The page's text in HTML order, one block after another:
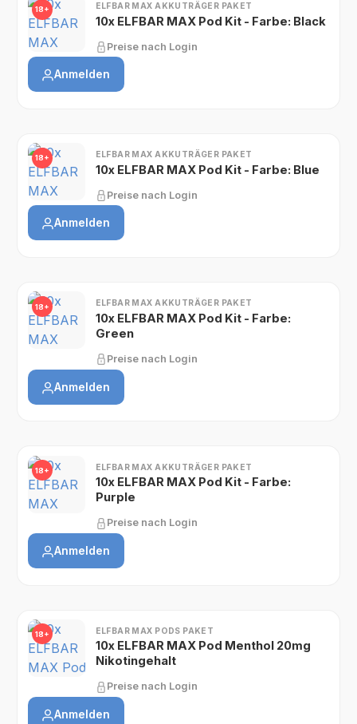
18+ ELFBAR MAX AKKUTRÄGER PAKET
10x ELFBAR MAX Pod Kit - Farbe: Black
Preise nach Login
Anmelden
18+ ELFBAR MAX AKKUTRÄGER PAKET
10x ELFBAR MAX Pod Kit - Farbe: Blue
Preise nach Login
Anmelden
18+ ELFBAR MAX AKKUTRÄGER PAKET
10x ELFBAR MAX Pod Kit - Farbe:
Green
Preise nach Login
Anmelden
18+ ELFBAR MAX AKKUTRÄGER PAKET
10x ELFBAR MAX Pod Kit - Farbe:
Purple
Preise nach Login
Anmelden
18+ ELFBAR MAX PODS PAKET
10x ELFBAR MAX Pod Menthol 20mg
Nikotingehalt
Preise nach Login
Anmelden